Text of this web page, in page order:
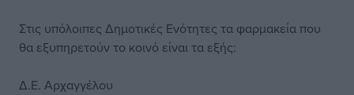
Στις υπόλοιπες Δημοτικές Ενότητες τα φαρμακεία που
θα εξυπηρετούν το κοινό είναι τα εξής:
Δ.Ε. Αρχαγγέλου